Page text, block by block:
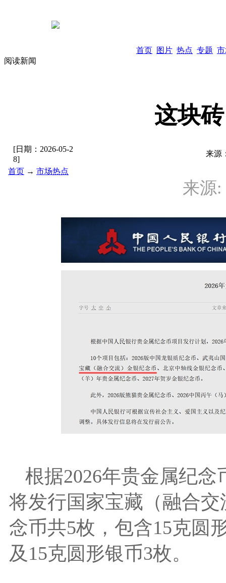
首页 图片 热点 专题
阅读新闻
这块
[日期： 2026-05-2
8]
来源
首页 → 市场热点
来源
根据2026年贵金属纪
将发行国家宝藏（融合
念币共5枚，包含15克圆
及15克圆形银币3枚。